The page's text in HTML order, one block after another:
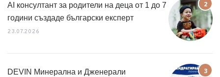
AI консултант за родители на деца от 1 до 7
години създаде български експерт
23.07.2026
DEVIN Минерална и Дженерали